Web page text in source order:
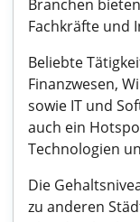
Branchen
Fachkräfte und
Beliebte
Finanzwesen,
sowie IT und
auch ein
Technologien
Die
zu anderen